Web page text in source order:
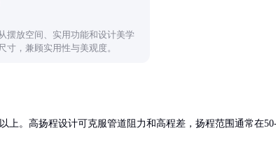
摆放空间、实用功能和设计美学
寸，兼顾实用性与美观度。
上。高扬程设计可克服管道阻力和高程差，扬程范围通常在